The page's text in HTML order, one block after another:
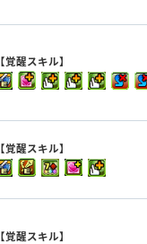
【覚醒スキル】
【覚醒スキル】
【覚醒スキル】